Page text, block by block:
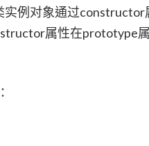
实例对象通过
属性在prototype